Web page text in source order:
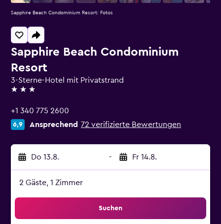
Sapphire Beach Condominium
Resort
3-Sterne-Hotel mit Privatstrand
3 Sterne
+1 340 775 2600
6,9 Ansprechend 72 verifizierte Bewertungen
Do 13.8. - Fr 14.8.
2 Gäste, 1 Zimmer
Suchen
Sapphire Beach Condominium Resort: Fotos